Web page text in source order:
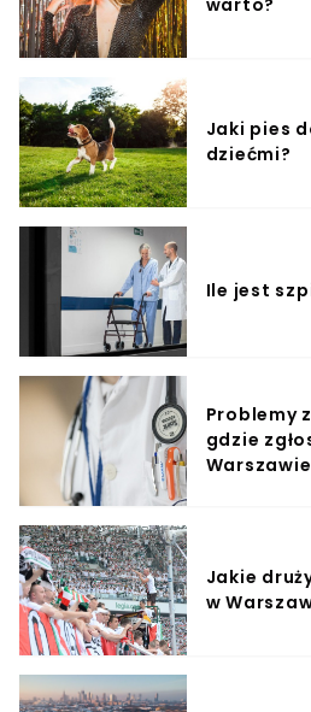
Jaki pies
dziećmi?
Ile jest
Problemy
gdzie
Jakie
w